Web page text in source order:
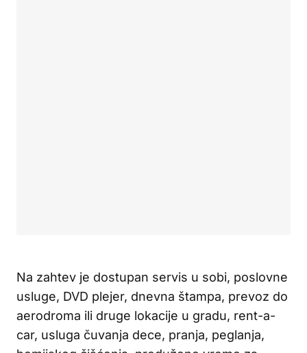
Na zahtev je dostupan servis u sobi, poslovne
usluge, DVD plejer, dnevna štampa, prevoz do
aerodroma ili druge lokacije u gradu, rent-a-
car, usluga čuvanja dece, pranja, peglanja,